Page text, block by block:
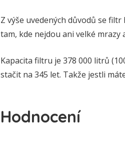
Z výše uvedených důvodů se
tam, kde nejdou ani velké mrazy
Kapacita filtru je 378 000 litrů
stačit na 345 let. Takže jestli
Hodnocení